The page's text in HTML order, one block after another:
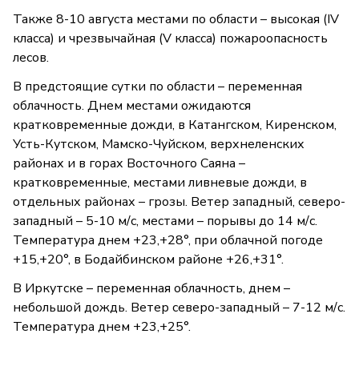
Также 8-10 августа местами по области – высокая (IV
класса) и чрезвычайная (V класса) пожароопасность
лесов.
В предстоящие сутки по области – переменная
облачность. Днем местами ожидаются
кратковременные дожди, в Катангском, Киренском,
Усть-Кутском, Мамско-Чуйском, верхнеленских
районах и в горах Восточного Саяна –
кратковременные, местами ливневые дожди, в
отдельных районах – грозы. Ветер западный, северо-
западный – 5-10 м/с, местами – порывы до 14 м/с.
Температура днем +23,+28°, при облачной погоде
+15,+20°, в Бодайбинском районе +26,+31°.
В Иркутске – переменная облачность, днем –
небольшой дождь. Ветер северо-западный – 7-12 м/с.
Температура днем +23,+25°.